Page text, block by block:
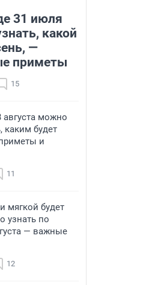
31 июля
какой
—
приметы
15
августа можно
каким будет
и
11
мягкой будет
узнать по
— важные
12